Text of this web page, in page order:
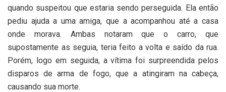
quando suspeitou que estaria sendo perseguida. Ela então
pediu ajuda a uma amiga, que a acompanhou até a casa
onde morava. Ambas notaram que o carro, que
supostamente as seguia, teria feito a volta e saído da rua.
Porém, logo em seguida, a vítima foi surpreendida pelos
disparos de arma de fogo, que a atingiram na cabeça,
causando sua morte.